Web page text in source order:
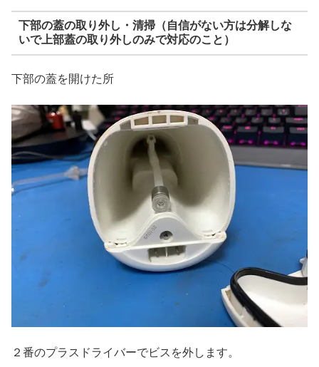
下部の蓋の取り外し・清掃（自信がない方は分解しな
いで上部蓋の取り外しのみで対応のこと）
下部の蓋を開けた所
２番のプラスドライバーでビスを外します。